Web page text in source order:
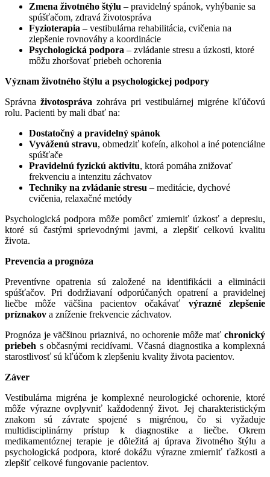
Zmena životného štýlu – pravidelný spánok, vyhýbanie sa
spúšťačom, zdravá životospráva
Fyzioterapia – vestibulárna rehabilitácia, cvičenia na
zlepšenie rovnováhy a koordinácie
Psychologická podpora – zvládanie stresu a úzkosti, ktoré
môžu zhoršovať priebeh ochorenia
Význam životného štýlu a psychologickej podpory
Správna životospráva zohráva pri vestibulárnej migréne kľúčovú
rolu. Pacienti by mali dbať na:
Dostatočný a pravidelný spánok
Vyváženú stravu, obmedziť kofeín, alkohol a iné potenciálne
spúšťače
Pravidelnú fyzickú aktivitu, ktorá pomáha znižovať
frekvenciu a intenzitu záchvatov
Techniky na zvládanie stresu – meditácie, dychové
cvičenia, relaxačné metódy
Psychologická podpora môže pomôcť zmierniť úzkosť a depresiu,
ktoré sú častými sprievodnými javmi, a zlepšiť celkovú kvalitu
života.
Prevencia a prognóza
Preventívne opatrenia sú založené na identifikácii a eliminácii
spúšťačov. Pri dodržiavaní odporúčaných opatrení a pravidelnej
liečbe môže väčšina pacientov očakávať výrazné zlepšenie
príznakov a zníženie frekvencie záchvatov.
Prognóza je väčšinou priaznivá, no ochorenie môže mať chronický
priebeh s občasnými recidívami. Včasná diagnostika a komplexná
starostlivosť sú kľúčom k zlepšeniu kvality života pacientov.
Záver
Vestibulárna migréna je komplexné neurologické ochorenie, ktoré
môže výrazne ovplyvniť každodenný život. Jej charakteristickým
znakom sú závrate spojené s migrénou, čo si vyžaduje
multidisciplinárny prístup k diagnostike a liečbe. Okrem
medikamentóznej terapie je dôležitá aj úprava životného štýlu a
psychologická podpora, ktoré dokážu výrazne zmierniť ťažkosti a
zlepšiť celkové fungovanie pacientov.